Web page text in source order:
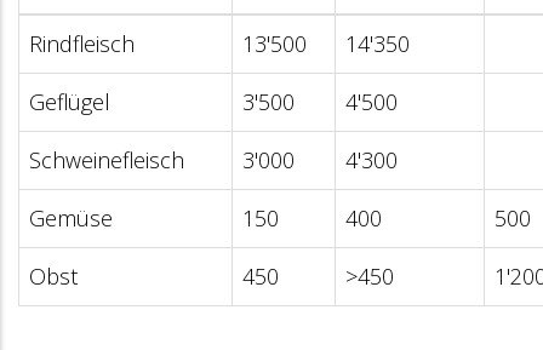
Rindfleisch 13'500
14'350
Geflügel
3'500
4'500
Schweinefleisch
3'000
4'300
Gemüse
150 400
500
Obst
450 >450